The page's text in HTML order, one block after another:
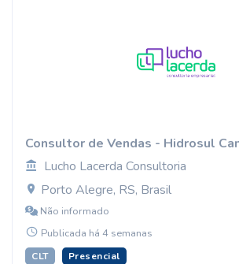
Consultor de Vendas - Hidrosul
Lucho Lacerda Consultoria
Porto Alegre, RS, Brasil
Não informado
Publicada há 4 semanas
CLT Presencial